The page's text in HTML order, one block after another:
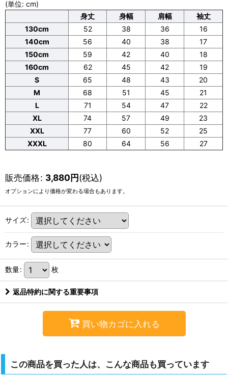
(単位: cm)
身丈
身幅 肩幅
袖丈
130cm
52 38 36
16
140cm
56 40 38
17
150cm
59 42 40
18
160cm
62 45 42
19
S
65 48 43
20
M
68 51 45
21
L
71 54 47
22
XL
74 57 49
23
XXL
77 60 52
25
XXXL
80 64 56 27
販売価格: 3,880円(税込)
オプションにより価格が変わる場合もあります。
サイズ:
カラー:
数量: 枚
返品特約に関する重要事項
買い物カゴに入れる
この商品を買った人は、こんな商品も買っています